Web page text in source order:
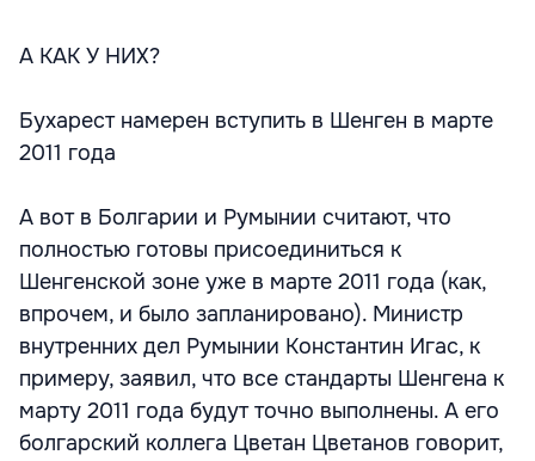
А КАК У НИХ?
Бухарест намерен вступить в Шенген в марте
2011 года
А вот в Болгарии и Румынии считают, что
полностью готовы присоединиться к
Шенгенской зоне уже в марте 2011 года (как,
впрочем, и было запланировано). Министр
внутренних дел Румынии Константин Игас, к
примеру, заявил, что все стандарты Шенгена к
марту 2011 года будут точно выполнены. А его
болгарский коллега Цветан Цветанов говорит,